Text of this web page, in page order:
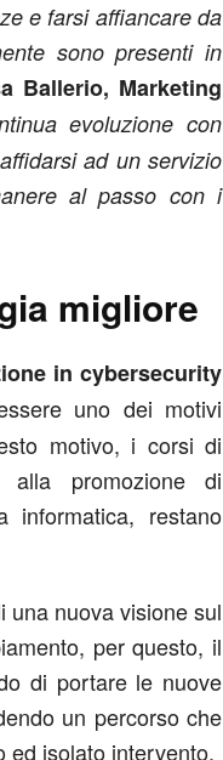
e farsi affiancare da
sono presenti in
Ballerio, Marketing
evoluzione con
ad un servizio
al passo con i
migliore
in cybersecurity
uno dei motivi
motivo, i corsi di
promozione di
informatica, restano
una nuova visione sul
per questo, il
di portare le nuove
un percorso che
ed isolato intervento.